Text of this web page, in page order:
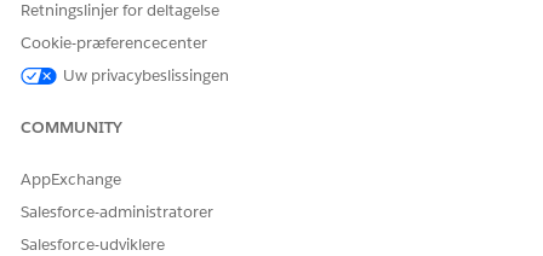
mellem stabilitet og hastighed.
Konfigurer batchstørrelser for politikker for beskyttelse af
personlige oplysninger
at optimere ydeevnen og undgå styringsbegrænsningsfejl.
LØSTE DENNE ARTIKEL DIT PROBLEM?
Retningslinjer for deltagelse
Cookie-præferencecenter
Uw privacybeslissingen
COMMUNITY
AppExchange
Salesforce-administratorer
Salesforce-udviklere